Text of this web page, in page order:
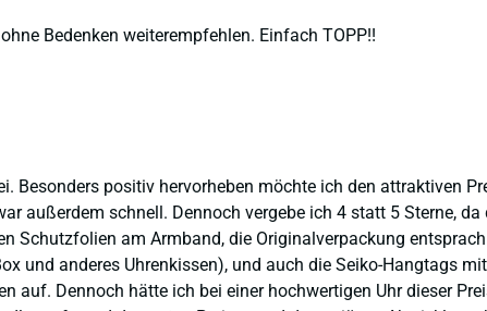
Bedenken weiterempfehlen. Einfach TOPP!!
positiv hervorheben möchte ich den attraktiven
außerdem schnell. Dennoch vergebe ich 4 statt 5 Sterne,
Schutzfolien am Armband, die Originalverpackung
und anderes Uhrenkissen), und auch die Seiko-Hangtags mit
Dennoch hätte ich bei einer hochwertigen Uhr dieser